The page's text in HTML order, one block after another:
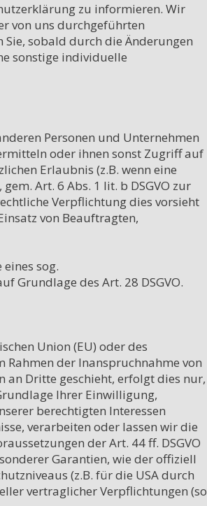
zu informieren. Wir
von uns durchgeführten
sobald durch die Änderungen
sonstige individuelle
Personen und Unternehmen
oder ihnen sonst Zugriff auf
Erlaubnis (z.B. wenn eine
Art. 6 Abs. 1 lit. b DSGVO zur
Verpflichtung dies vorsieht
von Beauftragten,
sog.
Grundlage des Art. 28 DSGVO.
Union (EU) oder des
Rahmen der Inanspruchnahme von
an Dritte geschieht, erfolgt dies nur,
Ihrer Einwilligung,
berechtigten Interessen
verarbeiten oder lassen wir die
der Art. 44 ff. DSGVO
Garantien, wie der offiziell
(z.B. für die USA durch
vertraglicher Verpflichtungen (so